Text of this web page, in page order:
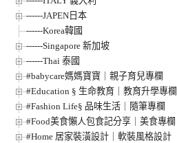
------JAPEN日本
------Korea韓國
------Singapore 新加坡
------Thai 泰國
#babycare媽媽寶寶｜親子育兒專欄
#Education § 生命教育｜教育升學專欄
#Fashion Life§ 品味生活｜隨筆專欄
#Food美食懶人包食記分享｜美食專欄
#Home 居家裝潢設計｜軟裝風格設計